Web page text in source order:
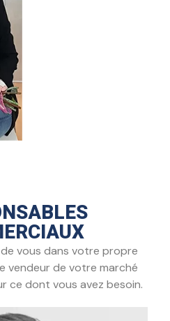
vous dans votre propre
vendeur de votre marché
ce dont vous avez besoin.